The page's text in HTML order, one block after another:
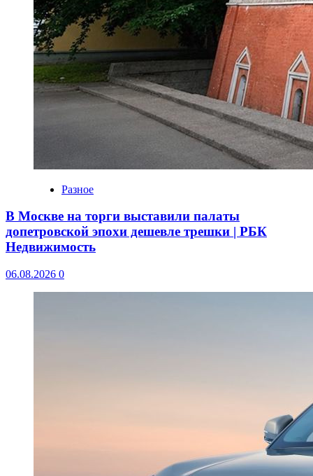
Разное
В Москве на торги выставили палаты
допетровской эпохи дешевле трешки | РБК
Недвижимость
06.08.2026 0